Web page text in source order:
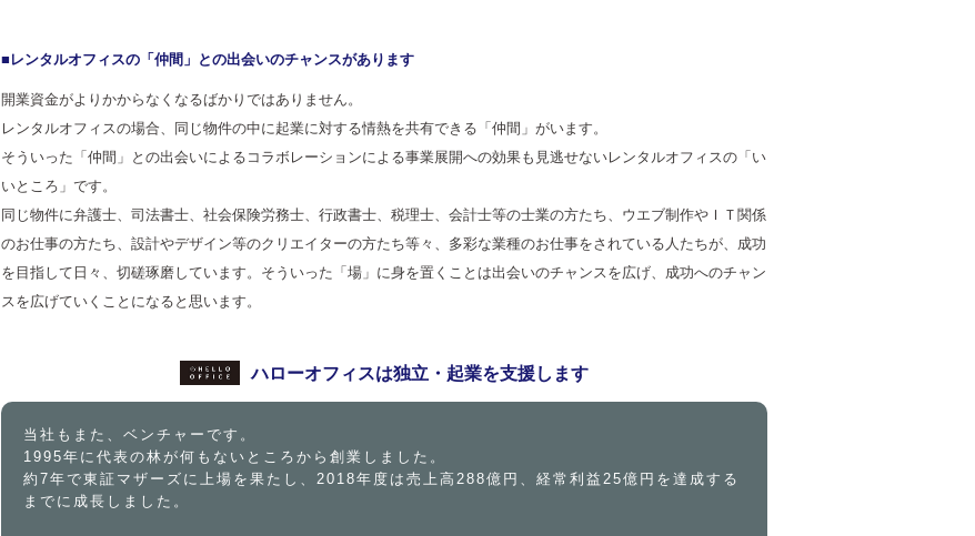
■レンタルオフィスの「仲間」との出会いのチャンスがあります
開業資金がよりかからなくなるばかりではありません。
レンタルオフィスの場合、同じ物件の中に起業に対する情熱を共有できる「仲間」がいます。
そういった「仲間」との出会いによるコラボレーションによる事業展開への効果も見逃せないレンタルオフィスの「い
いところ」です。
同じ物件に弁護士、司法書士、社会保険労務士、行政書士、税理士、会計士等の士業の方たち、ウエブ制作やＩＴ関係
のお仕事の方たち、設計やデザイン等のクリエイターの方たち等々、多彩な業種のお仕事をされている人たちが、成功
を目指して日々、切磋琢磨しています。そういった「場」に身を置くことは出会いのチャンスを広げ、成功へのチャン
スを広げていくことになると思います。
ハローオフィスは独立・起業を支援します
当社もまた、ベンチャーです。
1995年に代表の林が何もないところから創業しました。
約7年で東証マザーズに上場を果たし、2018年度は売上高288億円、経常利益25億円を達成する
までに成長しました。